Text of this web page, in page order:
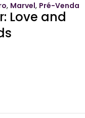
, Marvel, Pré-Venda
Love and